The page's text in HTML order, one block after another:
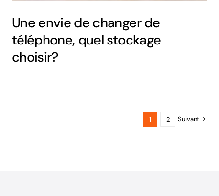
Une envie de changer de
téléphone, quel stockage
choisir?
1 2 Suivant